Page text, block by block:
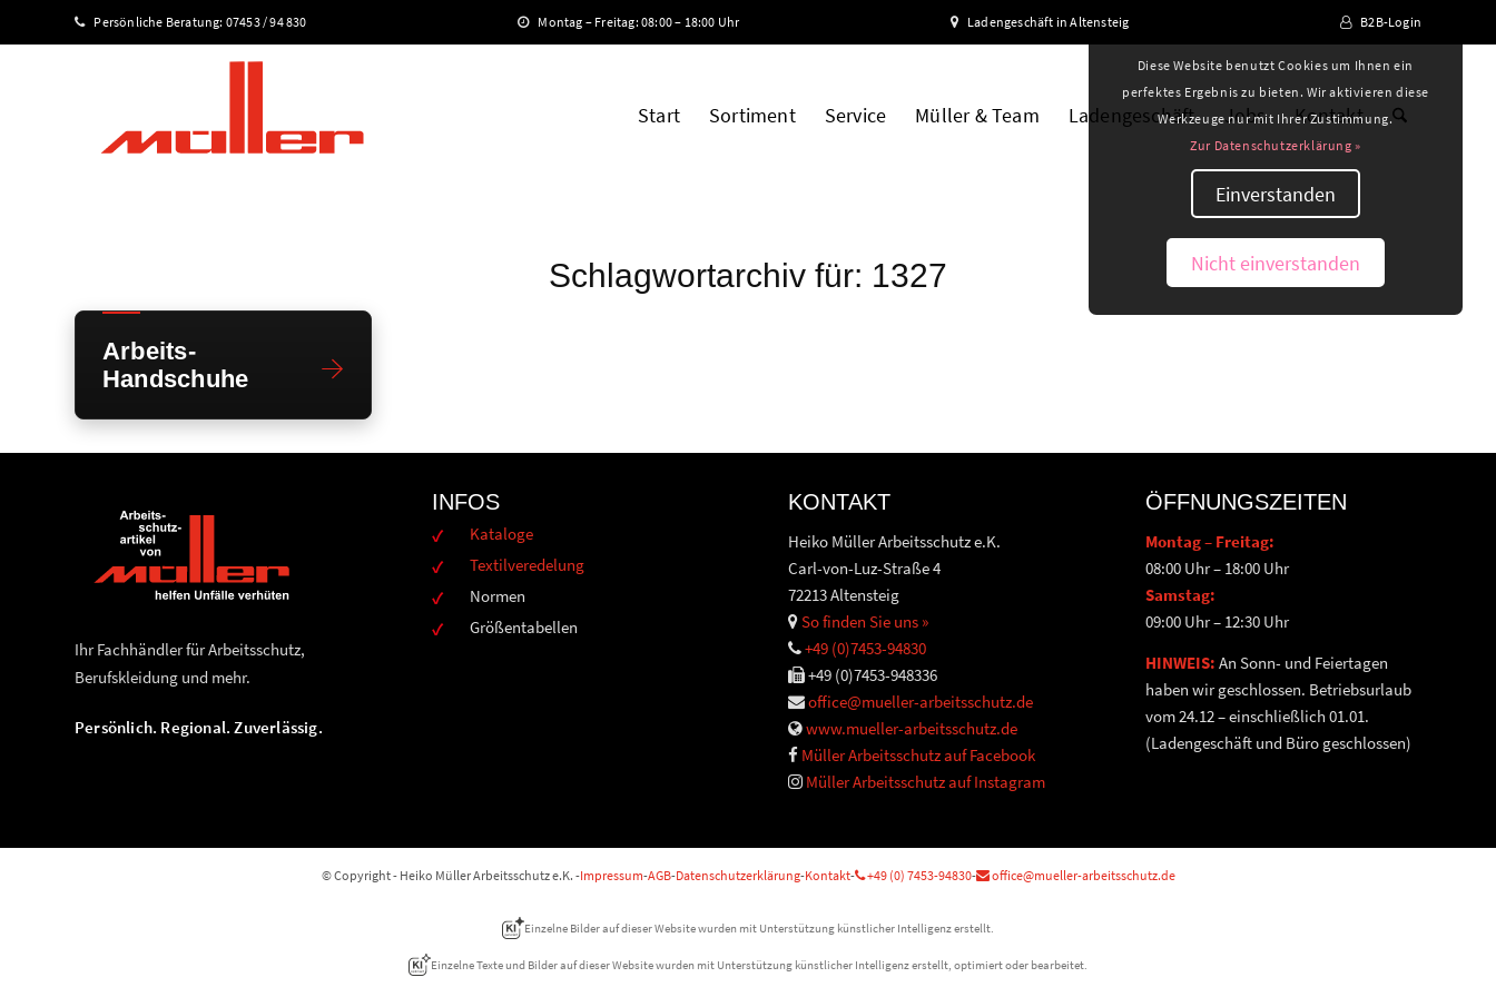
Persönliche Beratung: 07453 / 94 830 Montag – Freitag: 08:00 – 18:00 Uhr Ladengeschäft in Altensteig B2B-Login
Start Sortiment Service Müller & Team Ladengeschäft Jobs Kontakt
Schlagwortarchiv für: 1327
Arbeits-
Handschuhe
Ihr Fachhändler für Arbeitsschutz,
Berufskleidung und mehr.
Persönlich. Regional. Zuverlässig.
INFOS
Kataloge
Textilveredelung
Normen
Größentabellen
KONTAKT
Heiko Müller Arbeitsschutz e.K.
Carl-von-Luz-Straße 4
72213 Altensteig
So finden Sie uns »
+49 (0)7453-94830
+49 (0)7453-948336
office@mueller-arbeitsschutz.de
www.mueller-arbeitsschutz.de
Müller Arbeitsschutz auf Facebook
Müller Arbeitsschutz auf Instagram
ÖFFNUNGSZEITEN
Montag – Freitag:
08:00 Uhr – 18:00 Uhr
Samstag:
09:00 Uhr – 12:30 Uhr
HINWEIS: An Sonn- und Feiertagen
haben wir geschlossen. Betriebsurlaub
vom 24.12 – einschließlich 01.01.
(Ladengeschäft und Büro geschlossen)
© Copyright - Heiko Müller Arbeitsschutz e.K. -Impressum-AGB-Datenschutzerklärung-Kontakt- +49 (0) 7453-94830- office@mueller-arbeitsschutz.de
Einzelne Bilder auf dieser Website wurden mit Unterstützung künstlicher Intelligenz erstellt.
Einzelne Texte und Bilder auf dieser Website wurden mit Unterstützung künstlicher Intelligenz erstellt, optimiert oder bearbeitet.
Diese Website benutzt Cookies um Ihnen ein
perfektes Ergebnis zu bieten. Wir aktivieren diese
Werkzeuge nur mit Ihrer Zustimmung.
Zur Datenschutzerklärung »
Einverstanden
Nicht einverstanden